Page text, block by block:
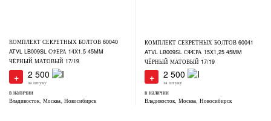
КОМПЛЕКТ СЕКРЕТНЫХ БОЛТОВ 60040
ATVL LB009SL СФЕРА 14X1,5 45MM
ЧЁРНЫЙ МАТОВЫЙ 17/19
+ 2 500
за штуку
в наличии
Владивосток, Москва, Новосибирск
КОМПЛЕКТ СЕКРЕТНЫХ БОЛТОВ 60041
ATVL LB009SL СФЕРА 15X1,25 45MM
ЧЁРНЫЙ МАТОВЫЙ 17/19
+ 2 500
за штуку
в наличии
Владивосток, Москва, Новосибирск